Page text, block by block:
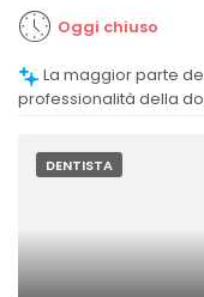
Oggi chiuso
professionalità della
DENTISTA